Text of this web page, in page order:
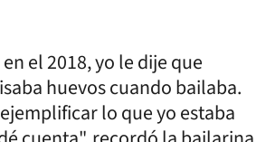
el 2018, yo le dije que
huevos cuando bailaba.
lo que yo estaba